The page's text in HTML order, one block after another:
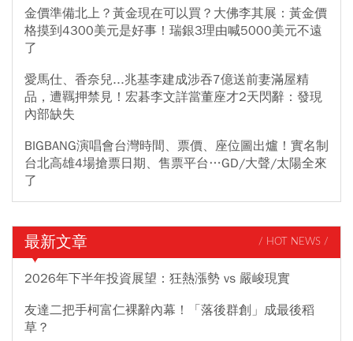
金價準備北上？黃金現在可以買？大佛李其展：黃金價
格摸到4300美元是好事！瑞銀3理由喊5000美元不遠
了
愛馬仕、香奈兒...兆基李建成涉吞7億送前妻滿屋精
品，遭羈押禁見！宏碁李文詳當董座才2天閃辭：發現
內部缺失
BIGBANG演唱會台灣時間、票價、座位圖出爐！實名制
台北高雄4場搶票日期、售票平台…GD/大聲/太陽全來
了
最新文章 / HOT NEWS /
2026年下半年投資展望：狂熱漲勢 vs 嚴峻現實
友達二把手柯富仁裸辭內幕！「落後群創」成最後稻
草？